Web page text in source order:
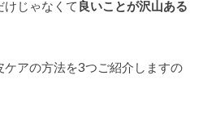
じゃなくて 良いことが沢山ある
アの方法を3つご紹介しますの